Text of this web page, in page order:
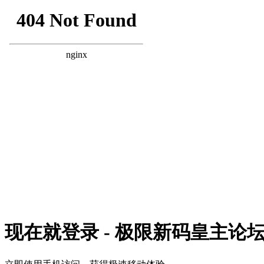
现在就登录 - 极限新码皇主论